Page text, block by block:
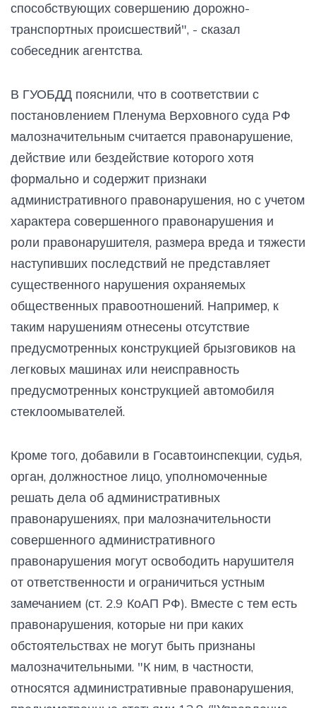
способствующих совершению дорожно-
транспортных происшествий", - сказал
собеседник агентства.
В ГУОБДД пояснили, что в соответствии с
постановлением Пленума Верховного суда РФ
малозначительным считается правонарушение,
действие или бездействие которого хотя
формально и содержит признаки
административного правонарушения, но с учетом
характера совершенного правонарушения и
роли правонарушителя, размера вреда и тяжести
наступивших последствий не представляет
существенного нарушения охраняемых
общественных правоотношений. Например, к
таким нарушениям отнесены отсутствие
предусмотренных конструкцией брызговиков на
легковых машинах или неисправность
предусмотренных конструкцией автомобиля
стеклоомывателей.
Кроме того, добавили в Госавтоинспекции, судья,
орган, должностное лицо, уполномоченные
решать дела об административных
правонарушениях, при малозначительности
совершенного административного
правонарушения могут освободить нарушителя
от ответственности и ограничиться устным
замечанием (ст. 2.9 КоАП РФ). Вместе с тем есть
правонарушения, которые ни при каких
обстоятельствах не могут быть признаны
малозначительными. "К ним, в частности,
относятся административные правонарушения,